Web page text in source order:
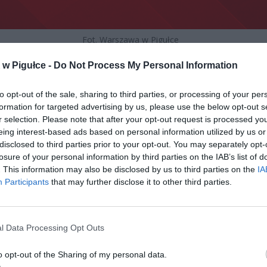
Pigułce - Do Not Process My Personal Information
opt-out of the sale, sharing to third parties, or processing of your
for targeted advertising by us, please use the below opt-out
selection. Please note that after your opt-out request is processed
interest-based ads based on personal information utilized by us
to third parties prior to your opt-out. You may separately
of your personal information by third parties on the IAB’s list of
This information may also be disclosed by us to third parties on the
Participants that may further disclose it to other third parties.
Data Processing Opt Outs
opt-out of the Sharing of my personal data.
Fot. Warszawa w Pigułce
Mazowieckim. Po zakończeniu akcji gaśniczej okoliczności zdarzenia
zbadane i wyjaśnione przez biegłych z zakresu pożarnictwa. Ostrzegam
i fake newsami…
Dobrzyński (@JacekDobrzynski)July 13, 2025